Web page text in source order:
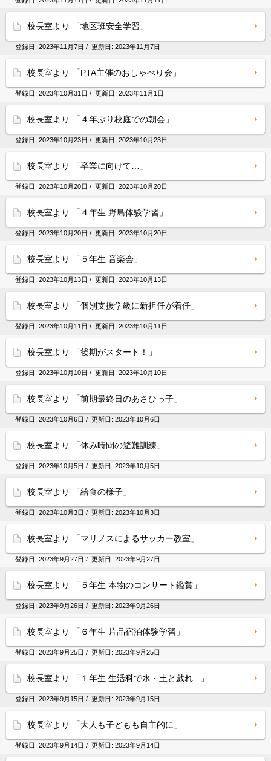
校長室より 「地区班安全学習」
登録日: 2023年11月7日 / 更新日: 2023年11月7日
校長室より 「PTA主催のおしゃべり会」
登録日: 2023年10月31日 / 更新日: 2023年11月1日
校長室より 「４年ぶり校庭での朝会」
登録日: 2023年10月23日 / 更新日: 2023年10月23日
校長室より 「卒業に向けて…」
登録日: 2023年10月20日 / 更新日: 2023年10月20日
校長室より 「４年生 野島体験学習」
登録日: 2023年10月20日 / 更新日: 2023年10月20日
校長室より 「５年生 音楽会」
登録日: 2023年10月13日 / 更新日: 2023年10月13日
校長室より 「個別支援学級に新担任が着任」
登録日: 2023年10月11日 / 更新日: 2023年10月11日
校長室より 「後期がスタート！」
登録日: 2023年10月10日 / 更新日: 2023年10月10日
校長室より 「前期最終日のあさひっ子」
登録日: 2023年10月6日 / 更新日: 2023年10月6日
校長室より 「休み時間の避難訓練」
登録日: 2023年10月5日 / 更新日: 2023年10月5日
校長室より 「給食の様子」
登録日: 2023年10月3日 / 更新日: 2023年10月3日
校長室より 「マリノスによるサッカー教室」
登録日: 2023年9月27日 / 更新日: 2023年9月27日
校長室より 「５年生 本物のコンサート鑑賞」
登録日: 2023年9月26日 / 更新日: 2023年9月26日
校長室より 「６年生 片品宿泊体験学習」
登録日: 2023年9月25日 / 更新日: 2023年9月25日
校長室より 「１年生 生活科で水・土と戯れ...」
登録日: 2023年9月15日 / 更新日: 2023年9月15日
校長室より 「大人も子どもも自主的に」
登録日: 2023年9月14日 / 更新日: 2023年9月14日